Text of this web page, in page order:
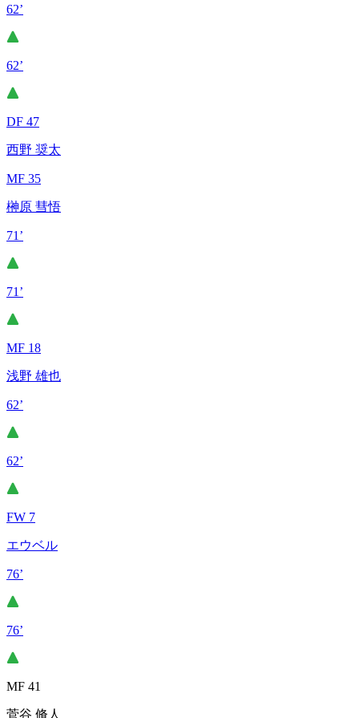
62’
62’
DF 47
西野 奨太
MF 35
榊原 彗悟
71’
71’
MF 18
浅野 雄也
62’
62’
FW 7
エウベル
76’
76’
MF 41
菅谷 脩人